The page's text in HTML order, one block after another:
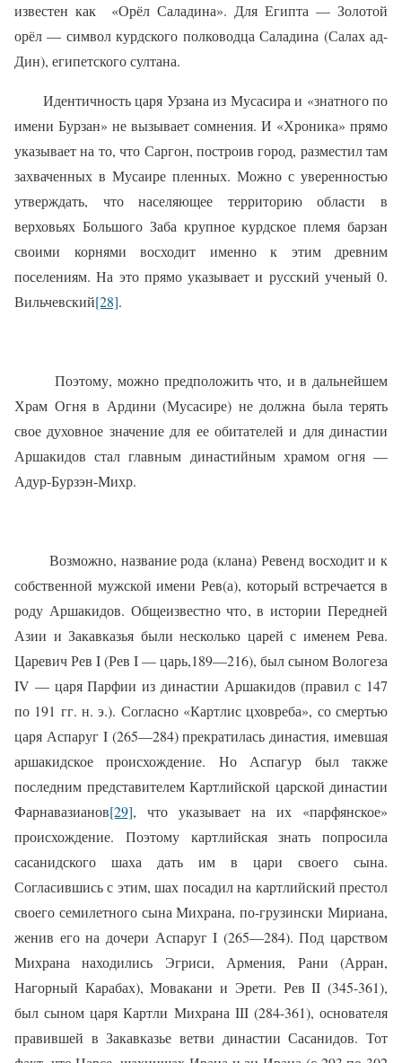
известен как
«Орёл Саладина». Для Египта — Золотой
орёл — символ курдского полководца Саладина (Салах ад-
Дин), египетского султана.
Идентичность царя Урзана из Мусасира и «знатного по
имени Бурзан» не вызывает сомнения. И «Хроника» прямо
указывает на то, что Саргон, построив город, разместил там
захваченных в Мусаире пленных. Можно с уверенностью
утверждать, что населяющее территорию области в
верховьях Большого Заба крупное курдское племя барзан
своими корнями восходит именно к этим древним
поселениям. На это прямо указывает и русский ученый 0.
Вильчевский[28].
Поэтому, можно предположить что, и в дальнейшем
Храм Огня в Ардини (Мусасире) не должна была терять
свое духовное значение для ее обитателей и для династии
Аршакидов стал главным династийным храмом огня —
Адур-Бурзэн-Михр.
Возможно, название рода (клана) Ревенд восходит и к
собственной мужской имени Рев(а), который встречается в
роду Аршакидов. Общеизвестно что, в истории Передней
Азии и Закавказья были несколько царей с именем Рева.
Царевич Рев I (Рев I — царь,189—216), был сыном Вологеза
IV — царя Парфии из династии Аршакидов (правил с 147
по 191 гг. н. э.). Согласно «Картлис цховреба», со смертью
царя Аспаруг I (265—284) прекратилась династия, имевшая
аршакидское происхождение. Но Аспагур был также
последним представителем Картлийской царской династии
Фарнавазианов[29], что указывает на их «парфянское»
происхождение. Поэтому картлийская знать попросила
сасанидского шаха дать им в цари своего сына.
Согласившись с этим, шах посадил на картлийский престол
своего семилетного сына Михрана, по-грузински Мириана,
женив его на дочери Аспаруг I (265—284). Под царством
Михрана находились Эгриси, Армения, Рани (Арран,
Нагорный Карабах), Мовакани и Эрети. Рев II (345-361),
был сыном царя Картли Михрана III (284-361), основателя
правившей в Закавказье ветви династии Сасанидов. Тот